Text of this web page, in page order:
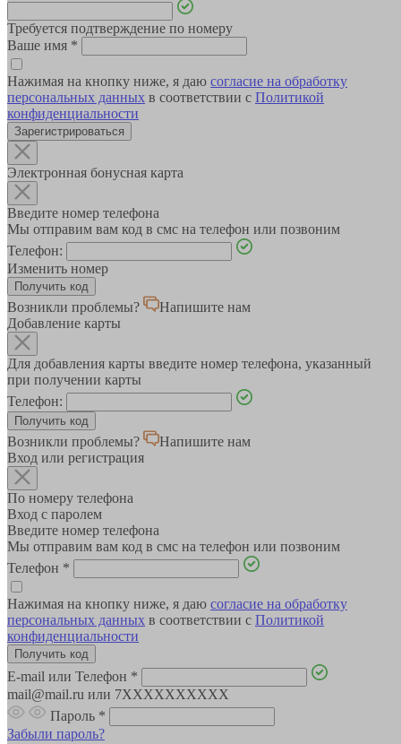
Требуется подтверждение по номеру
Ваше имя *
Нажимая на кнопку ниже, я даю согласие на обработку
персональных данных в соответствии с Политикой
конфиденциальности
Зарегистрироваться
Электронная бонусная карта
Введите номер телефона
Мы отправим вам код в смс на телефон или позвоним
Телефон:
Изменить номер
Возникли проблемы?
Напишите нам
Добавление карты
Для добавления карты введите номер телефона, указанный
при получении карты
Телефон:
Возникли проблемы?
Напишите нам
Вход или регистрация
По номеру телефона
Вход с паролем
Введите номер телефона
Мы отправим вам код в смс на телефон или позвоним
Телефон *
Нажимая на кнопку ниже, я даю согласие на обработку
персональных данных в соответствии с Политикой
конфиденциальности
E-mail или Телефон *
mail@mail.ru или 7XXXXXXXXXX
Пароль *
Забыли пароль?